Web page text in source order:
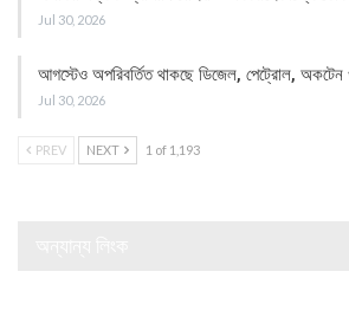
Jul 30, 2026
আগস্টেও অপরিবর্তিত থাকছে ডিজেল, পেট্রোল, অকটেন
Jul 30, 2026
PREV NEXT 1 of 1,193